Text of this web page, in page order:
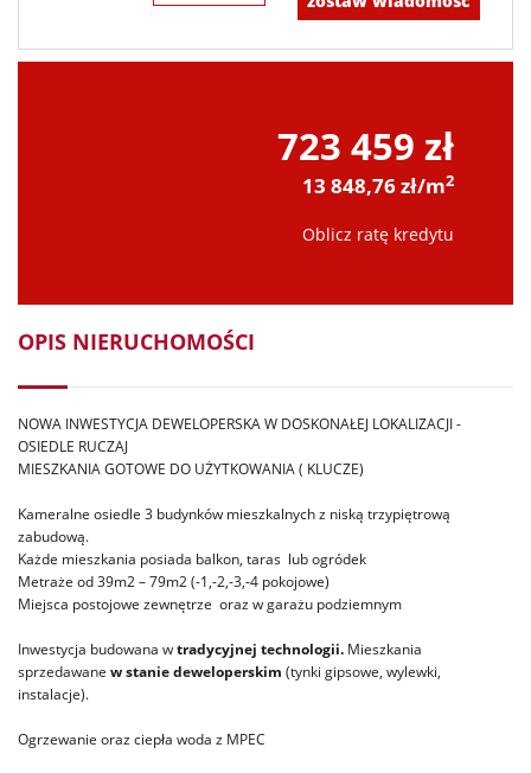
723 459 zł
13 848,76 zł/m2
Oblicz ratę kredytu
OPIS NIERUCHOMOŚCI
NOWA INWESTYCJA DEWELOPERSKA W DOSKONAŁEJ LOKALIZACJI -
OSIEDLE RUCZAJ
MIESZKANIA GOTOWE DO UŻYTKOWANIA ( KLUCZE)
Kameralne osiedle 3 budynków mieszkalnych z niską trzypiętrową
zabudową.
Każde mieszkania posiada balkon, taras lub ogródek
Metraże od 39m2 – 79m2 (-1,-2,-3,-4 pokojowe)
Miejsca postojowe zewnętrze oraz w garażu podziemnym
Inwestycja budowana wtradycyjnej technologii. Mieszkania
sprzedawane w stanie deweloperskim (tynki gipsowe, wylewki,
instalacje).
Ogrzewanie oraz ciepła woda z MPEC